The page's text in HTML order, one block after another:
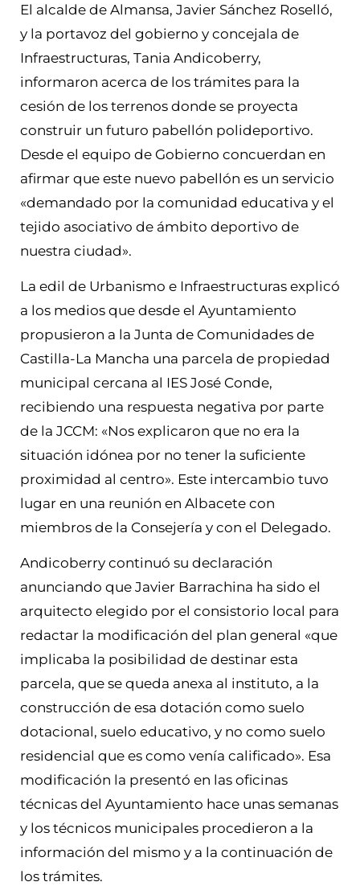
El alcalde de Almansa, Javier Sánchez Roselló,
y la portavoz del gobierno y concejala de
Infraestructuras, Tania Andicoberry,
informaron acerca de los trámites para la
cesión de los terrenos donde se proyecta
construir un futuro pabellón polideportivo.
Desde el equipo de Gobierno concuerdan en
afirmar que este nuevo pabellón es un servicio
«demandado por la comunidad educativa y el
tejido asociativo de ámbito deportivo de
nuestra ciudad».
La edil de Urbanismo e Infraestructuras explicó
a los medios que desde el Ayuntamiento
propusieron a la Junta de Comunidades de
Castilla-La Mancha una parcela de propiedad
municipal cercana al IES José Conde,
recibiendo una respuesta negativa por parte
de la JCCM: «Nos explicaron que no era la
situación idónea por no tener la suficiente
proximidad al centro». Este intercambio tuvo
lugar en una reunión en Albacete con
miembros de la Consejería y con el Delegado.
Andicoberry continuó su declaración
anunciando que Javier Barrachina ha sido el
arquitecto elegido por el consistorio local para
redactar la modificación del plan general «que
implicaba la posibilidad de destinar esta
parcela, que se queda anexa al instituto, a la
construcción de esa dotación como suelo
dotacional, suelo educativo, y no como suelo
residencial que es como venía calificado». Esa
modificación la presentó en las oficinas
técnicas del Ayuntamiento hace unas semanas
y los técnicos municipales procedieron a la
información del mismo y a la continuación de
los trámites.